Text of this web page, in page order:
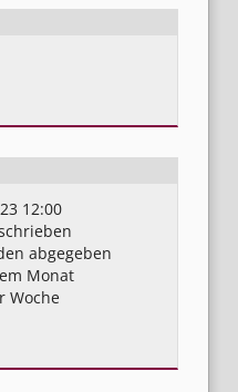
12:00
abgegeben
Monat
Woche